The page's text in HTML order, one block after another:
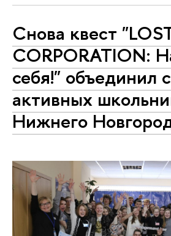
Снова квест
CORPORATION:
себя!" объединил
активных
Нижнего